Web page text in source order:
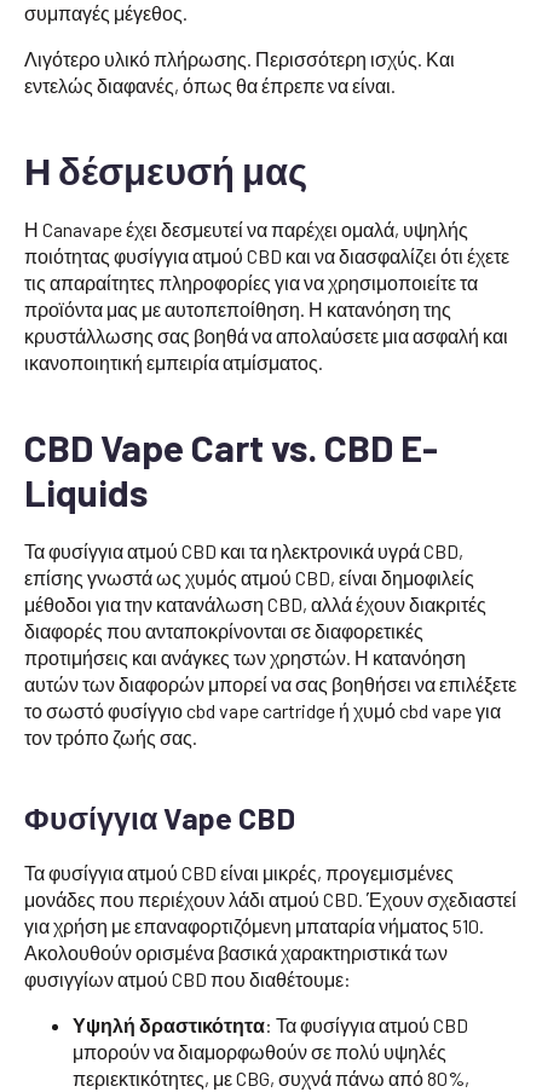
συμπαγές μέγεθος.
Λιγότερο υλικό πλήρωσης. Περισσότερη ισχύς. Και
εντελώς διαφανές, όπως θα έπρεπε να είναι.
Η δέσμευσή μας
Η Canavape έχει δεσμευτεί να παρέχει ομαλά, υψηλής
ποιότητας φυσίγγια ατμού CBD και να διασφαλίζει ότι έχετε
τις απαραίτητες πληροφορίες για να χρησιμοποιείτε τα
προϊόντα μας με αυτοπεποίθηση. Η κατανόηση της
κρυστάλλωσης σας βοηθά να απολαύσετε μια ασφαλή και
ικανοποιητική εμπειρία ατμίσματος.
CBD Vape Cart vs. CBD E-
Liquids
Τα φυσίγγια ατμού CBD και τα ηλεκτρονικά υγρά CBD,
επίσης γνωστά ως χυμός ατμού CBD, είναι δημοφιλείς
μέθοδοι για την κατανάλωση CBD, αλλά έχουν διακριτές
διαφορές που ανταποκρίνονται σε διαφορετικές
προτιμήσεις και ανάγκες των χρηστών. Η κατανόηση
αυτών των διαφορών μπορεί να σας βοηθήσει να επιλέξετε
το σωστό φυσίγγιο cbd vape cartridge ή χυμό cbd vape για
τον τρόπο ζωής σας.
Φυσίγγια Vape CBD
Τα φυσίγγια ατμού CBD είναι μικρές, προγεμισμένες
μονάδες που περιέχουν λάδι ατμού CBD. Έχουν σχεδιαστεί
για χρήση με επαναφορτιζόμενη μπαταρία νήματος 510.
Ακολουθούν ορισμένα βασικά χαρακτηριστικά των
φυσιγγίων ατμού CBD που διαθέτουμε:
Υψηλή δραστικότητα: Τα φυσίγγια ατμού CBD
μπορούν να διαμορφωθούν σε πολύ υψηλές
περιεκτικότητες, με CBG, συχνά πάνω από 80%,